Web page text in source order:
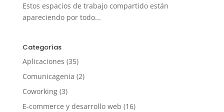
Estos espacios de trabajo compartido están
apareciendo por todo...
Categorías
Aplicaciones (35)
Comunicagenia (2)
Coworking(3)
E-commerce y desarrollo web (16)